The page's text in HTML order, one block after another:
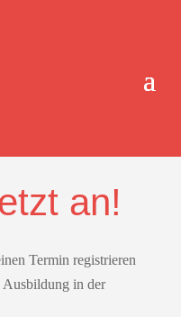
an!
Termin registrieren
Ausbildung in der